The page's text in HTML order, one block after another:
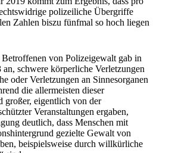
polizeiliche Übergriffe
Zahlen biszu fünfmal so hoch liegen
von Polizeigewalt gab in
schwere körperliche Verletzungen
oder Verletzungen an Sinnesorganen
die allermeisten dieser
großer, eigentlich von der
Veranstaltungen ergaben,
deutlich, dass Menschen mit
gezielte Gewalt von
beispielsweise durch willkürliche